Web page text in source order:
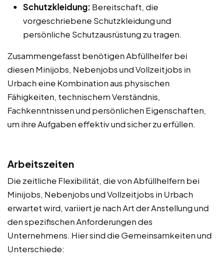
Schutzkleidung: Bereitschaft, die
vorgeschriebene Schutzkleidung und
persönliche Schutzausrüstung zu tragen.
Zusammengefasst benötigen Abfüllhelfer bei
diesen Minijobs, Nebenjobs und Vollzeitjobs in
Urbach eine Kombination aus physischen
Fähigkeiten, technischem Verständnis,
Fachkenntnissen und persönlichen Eigenschaften,
um ihre Aufgaben effektiv und sicher zu erfüllen.
Arbeitszeiten
Die zeitliche Flexibilität, die von Abfüllhelfern bei
Minijobs, Nebenjobs und Vollzeitjobs in Urbach
erwartet wird, variiert je nach Art der Anstellung und
den spezifischen Anforderungen des
Unternehmens. Hier sind die Gemeinsamkeiten und
Unterschiede: